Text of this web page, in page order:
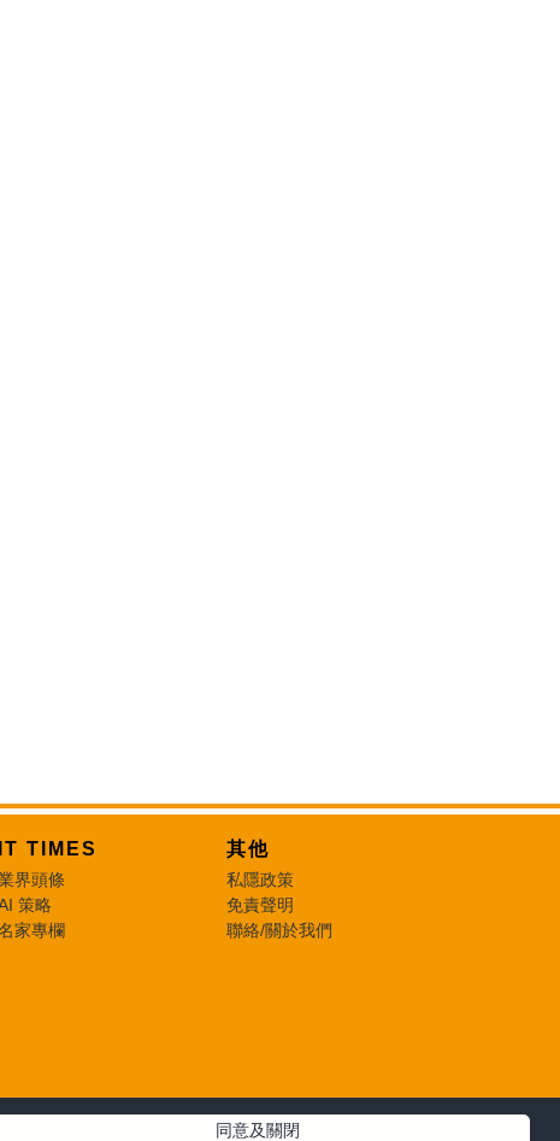
同意及關閉
IT TIMES
界頭條
策略
家專欄
其他
私隱政策
免責聲明
聯絡/關於我們